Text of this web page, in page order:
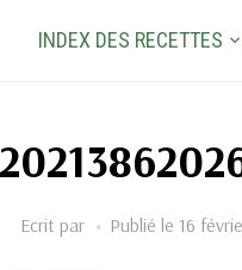
INDEX DES RECETTES
Ecrit par Publié le 16